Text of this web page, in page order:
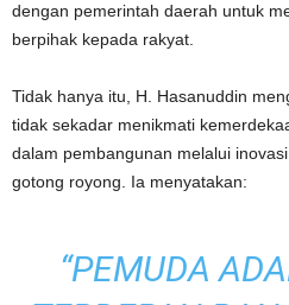
dengan pemerintah daerah untuk
berpihak kepada rakyat.
Tidak hanya itu, H. Hasanuddin
tidak sekadar menikmati
dalam pembangunan melalui
gotong royong. Ia menyatakan:
“PEMUDA